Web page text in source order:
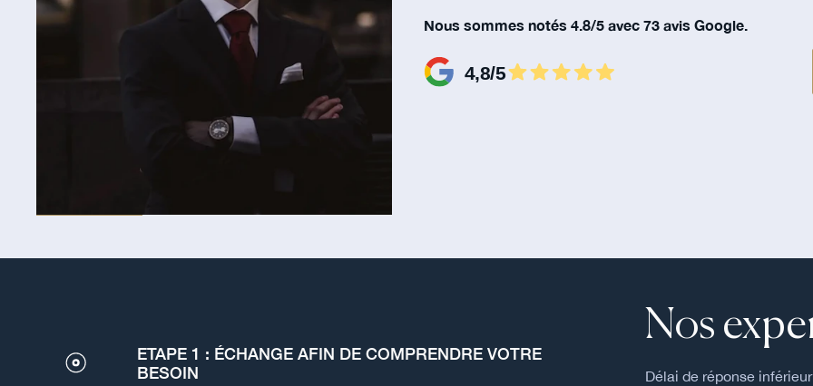
Nous sommes notés 4.8/5 avec 73 avis Google.
ETAPE 1 : ÉCHANGE AFIN DE COMPRENDRE VOTRE
BESOIN
Nos
Délai de réponse